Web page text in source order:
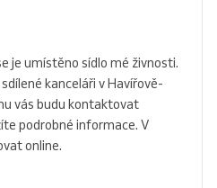
je umístěno sídlo mé živnosti.
kanceláři v Havířově-
vás budu kontaktovat
podrobné informace. V
online.